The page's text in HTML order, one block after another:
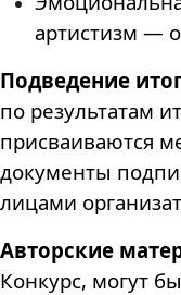
артистизм —
Подведение
по результатам
присваиваются
документы
лицами
Авторские
Конкурс, могут